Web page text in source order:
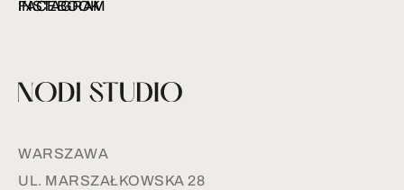
INSTAGRAM
FACEBOOK
WARSZAWA
UL. MARSZAŁKOWSKA 28